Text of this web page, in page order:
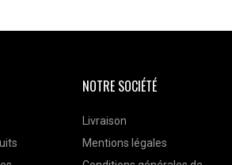
NOTRE SOCIÉTÉ
Livraison
Mentions légales